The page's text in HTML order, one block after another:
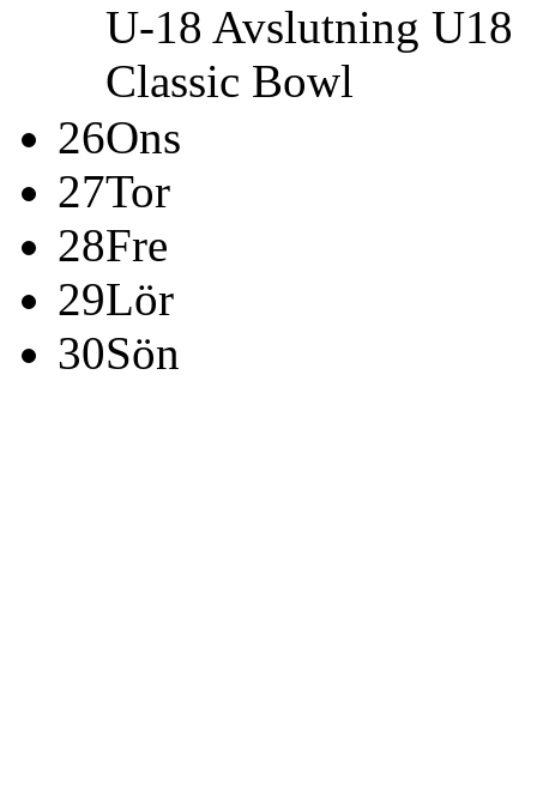
U-18 Avslutning U18
Classic Bowl
26Ons
27Tor
28Fre
29Lör
30Sön